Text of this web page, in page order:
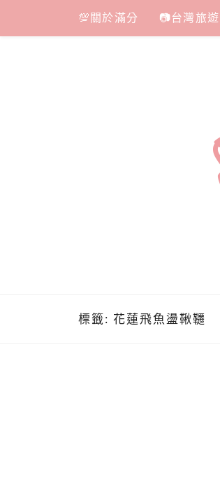
content
💯關於滿分 📷台灣旅遊
標籤: 花蓮飛魚盪鞦韆